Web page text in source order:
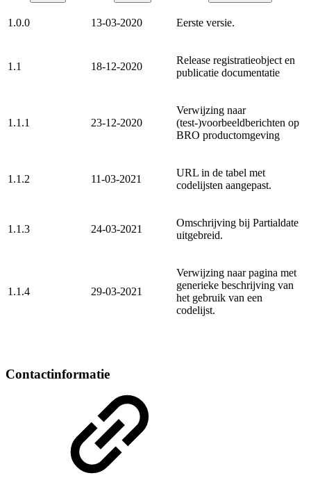
1.0.0 13-03-2020 Eerste versie.
1.1 18-12-2020
Release registratieobject en
publicatie documentatie
1.1.1 23-12-2020
Verwijzing naar
(test-)voorbeeldberichten op
BRO productomgeving
1.1.2 11-03-2021
URL in de tabel met
codelijsten aangepast.
1.1.3 24-03-2021
Omschrijving bij Partialdate
uitgebreid.
1.1.4 29-03-2021
Verwijzing naar pagina met
generieke beschrijving van
het gebruik van een
codelijst.
Contactinformatie